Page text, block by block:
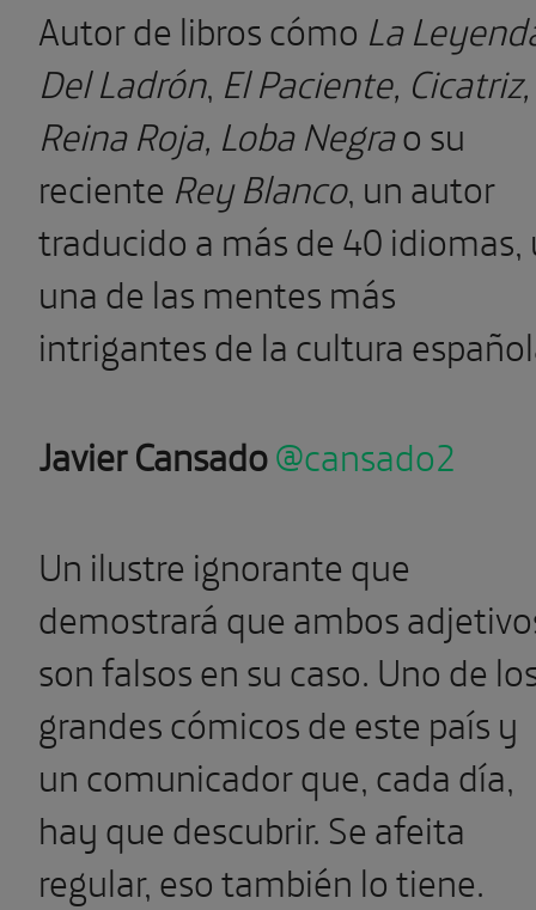
Autor de libros cómo La
Del Ladrón, El Paciente, Cicatriz,
Reina Roja, Loba Negrao su
reciente Rey Blanco, un autor
traducido a más de 40 idiomas,
una de las mentes más
intrigantes de la cultura
Javier Cansado@cansado2
Un ilustre ignorante que
demostrará que ambos
son falsos en su caso. Uno de
grandes cómicos de este país y
un comunicador que, cada día,
hay que descubrir. Se afeita
regular, eso también lo tiene.